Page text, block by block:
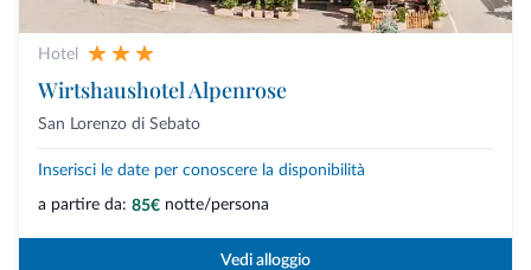
Hotel
Wirtshaushotel Alpenrose
San Lorenzo di Sebato
Inserisci le date per conoscere la disponibilità
a partire da: 85€ notte/persona
Vedi alloggio